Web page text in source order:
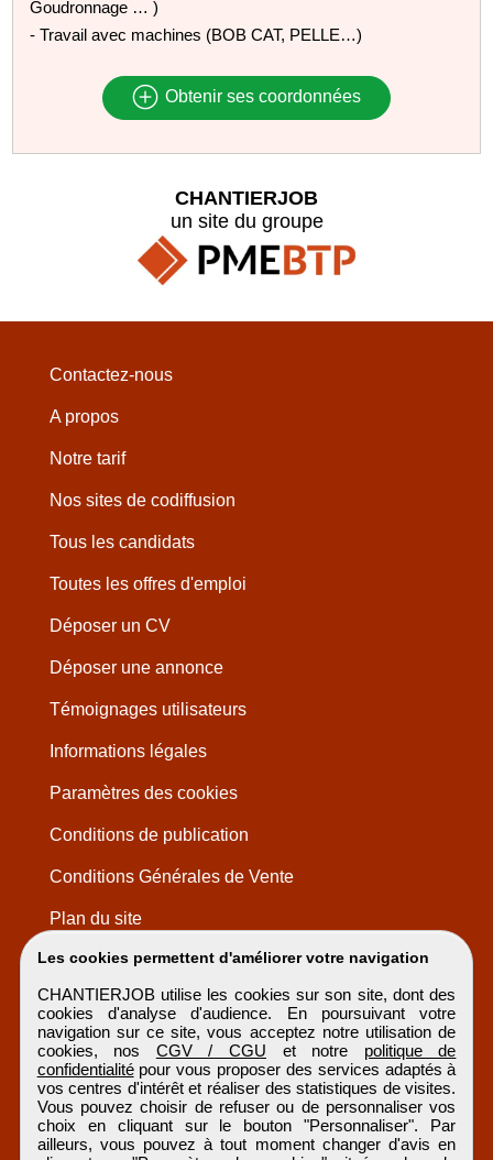
Goudronnage … )
- Travail avec machines (BOB CAT, PELLE…)
Obtenir ses coordonnées
Les cookies permettent d'améliorer votre navigation
CHANTIERJOB utilise les cookies sur son site, dont des
cookies d'analyse d'audience. En poursuivant votre
navigation sur ce site, vous acceptez notre utilisation de
cookies, nos CGV / CGU et notre politique de
confidentialitépour vous proposer des services adaptés à
vos centres d'intérêt et réaliser des statistiques de visites.
Vous pouvez choisir de refuser ou de personnaliser vos
choix en cliquant sur le bouton "Personnaliser". Par
ailleurs, vous pouvez à tout moment changer d'avis en
CHANTIERJOB
un site du groupe
Contactez-nous
A propos
Notre tarif
Nos sites de codiffusion
Tous les candidats
Toutes les offres d'emploi
Déposer un CV
Déposer une annonce
Témoignages utilisateurs
Informations légales
Paramètres des cookies
Conditions de publication
Conditions Générales de Vente
Plan du site